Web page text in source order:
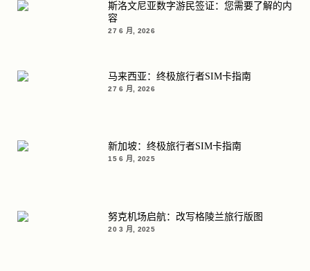
斯洛文尼亚数字游民签证：您需要了解的内
容
27 6 月, 2026
马来西亚：终极旅行者SIM卡指南
27 6 月, 2026
新加坡：终极旅行者SIM卡指南
15 6 月, 2025
努克机场启航：改写格陵兰旅行版图
20 3 月, 2025